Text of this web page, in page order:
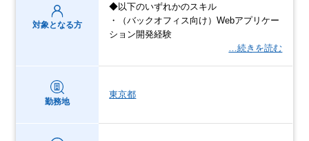
対象となる方
◆以下のいずれかのスキル
・（バックオフィス向け）Webアプリケー
ション開発経験
…続きを読む
勤務地
東京都